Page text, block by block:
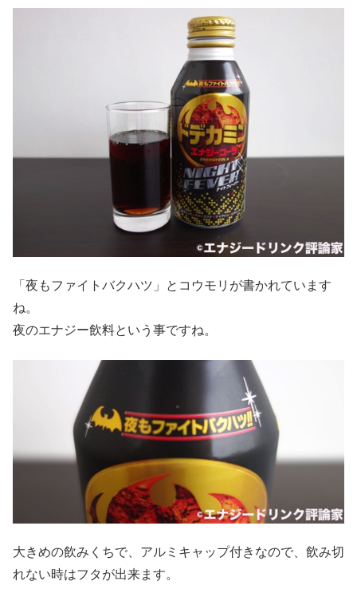
「夜もファイトバクハツ」とコウモリが書かれています
ね。
夜のエナジー飲料という事ですね。
大きめの飲みくちで、アルミキャップ付きなので、飲み切
れない時はフタが出来ます。